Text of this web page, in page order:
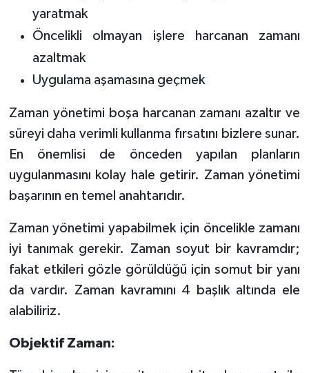
yaratmak
Öncelikli olmayan işlere harcanan zamanı
azaltmak
Uygulama aşamasına geçmek
Zaman yönetimi boşa harcanan zamanı azaltır ve
süreyi daha verimli kullanma fırsatını bizlere sunar.
En önemlisi de önceden yapılan planların
uygulanmasını kolay hale getirir. Zaman yönetimi
başarının en temel anahtarıdır.
Zaman yönetimi yapabilmek için öncelikle zamanı
iyi tanımak gerekir. Zaman soyut bir kavramdır;
fakat etkileri gözle görüldüğü için somut bir yanı
da vardır. Zaman kavramını 4 başlık altında ele
alabiliriz.
Objektif Zaman: